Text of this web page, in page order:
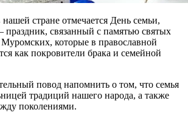
стране отмечается День семьи,
праздник, связанный с памятью святых
которые в православной
как покровители брака и семейной
повод напомнить о том, что семья
традиций нашего народа, а также
поколениями.